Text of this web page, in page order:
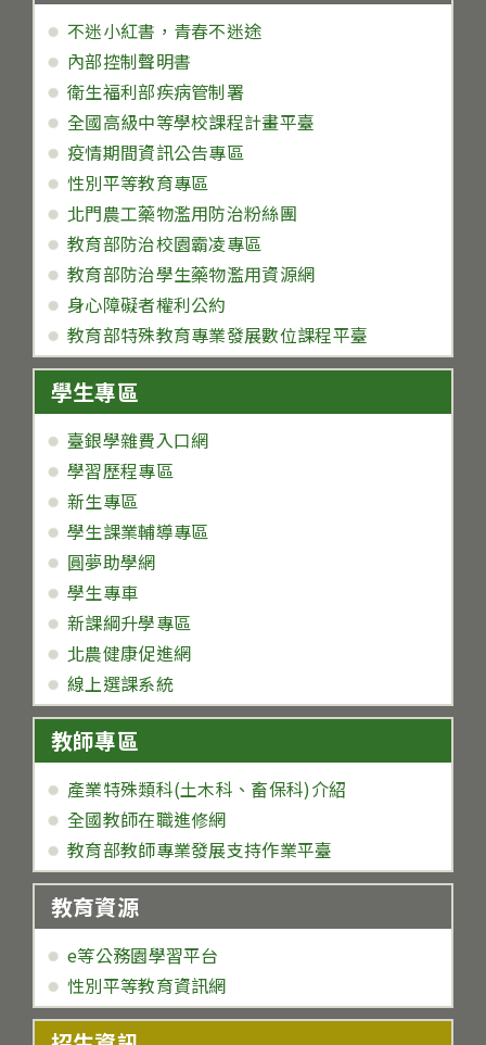
不迷小紅書，青春不迷途
內部控制聲明書
衛生福利部疾病管制署
全國高級中等學校課程計畫平臺
疫情期間資訊公告專區
性別平等教育專區
北門農工藥物濫用防治粉絲團
教育部防治校園霸凌專區
教育部防治學生藥物濫用資源網
身心障礙者權利公約
教育部特殊教育專業發展數位課程平臺
學生專區
臺銀學雜費入口網
學習歷程專區
新生專區
學生課業輔導專區
圓夢助學網
學生專車
新課綱升學專區
北農健康促進網
線上選課系統
教師專區
產業特殊類科(土木科、畜保科)介紹
全國教師在職進修網
教育部教師專業發展支持作業平臺
教育資源
e等公務園學習平台
性別平等教育資訊網